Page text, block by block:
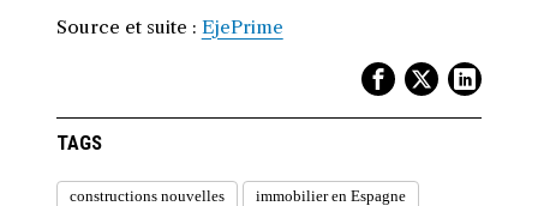
Source et suite : EjePrime
TAGS
constructions nouvelles
immobilier en Espagne